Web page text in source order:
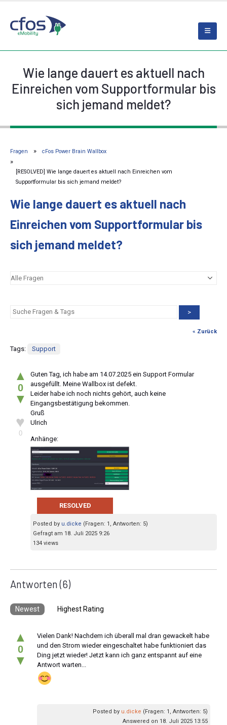
Wie lange dauert es aktuell nach
Einreichen vom Supportformular bis
sich jemand meldet?
Fragen cFos Power Brain Wallbox
[RESOLVED] Wie lange dauert es aktuell nach Einreichen vom
Supportformular bis sich jemand meldet?
Wie lange dauert es aktuell nach
Einreichen vom Supportformular bis
sich jemand meldet?
>
« Zurück
Tags: Support
▲
0
▼
♥
0
Guten Tag, ich habe am 14.07.2025 ein Support Formular
ausgefüllt. Meine Wallbox ist defekt.
Leider habe ich noch nichts gehört, auch keine
Eingangsbestätigung bekommen.
Gruß
Ulrich
Anhänge:
RESOLVED
Posted by u.dicke (Fragen: 1, Antworten: 5)
Gefragt am 18. Juli 2025 9:26
134 views
Antworten(6)
Newest Highest Rating
▲
0
▼
Vielen Dank! Nachdem ich überall mal dran gewackelt habe
und den Strom wieder eingeschaltet habe funktioniert das
Ding jetzt wieder! Jetzt kann ich ganz entspannt auf eine
Antwort warten...
Posted by u.dicke (Fragen: 1, Antworten: 5)
Answered on 18. Juli 2025 13:55